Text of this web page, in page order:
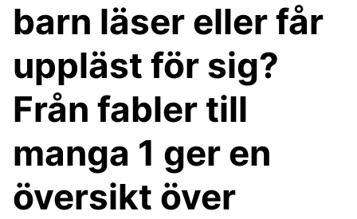
barn läser eller får
uppläst för sig?
Från fabler till
manga 1 ger en
översikt över